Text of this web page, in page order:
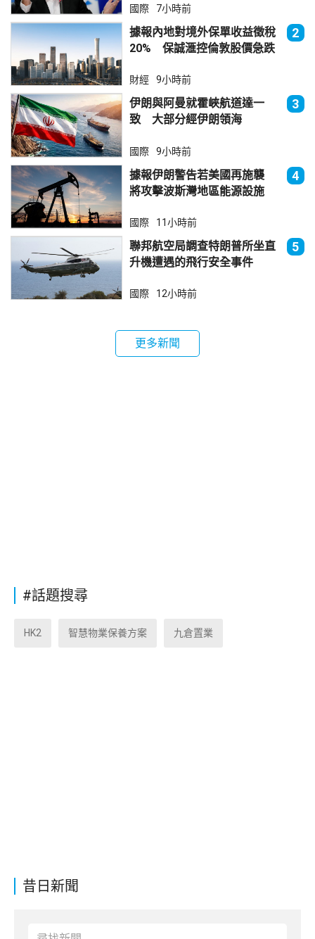
昔日新聞
國際 7小時前
據報內地對境外保單收益徵稅
20% 保誠滙控倫敦股價急跌
2
財經 9小時前
伊朗與阿曼就霍峽航道達一
致 大部分經伊朗領海
3
國際 9小時前
據報伊朗警告若美國再施襲
將攻擊波斯灣地區能源設施
4
國際 11小時前
聯邦航空局調查特朗普所坐直
升機遭遇的飛行安全事件
5
國際 12小時前
更多新聞
#話題搜尋
HK2 智慧物業保養方案 九倉置業